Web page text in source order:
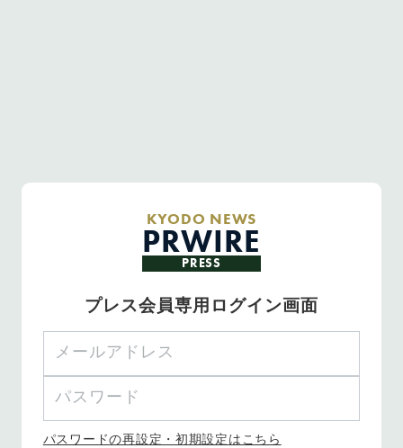
KYODO NEWS
PRWIRE
PRESS
プレス会員専用ログイン画面
パスワードの再設定・初期設定はこちら